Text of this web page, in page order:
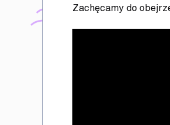
Zachęcamy do